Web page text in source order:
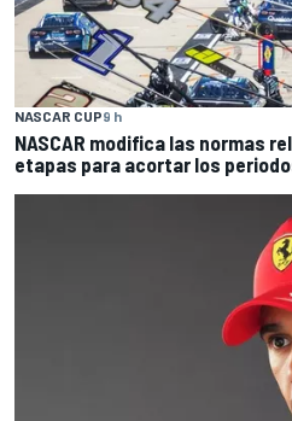
NASCAR CUP9 h
NASCAR modifica las normas
etapas para acortar los